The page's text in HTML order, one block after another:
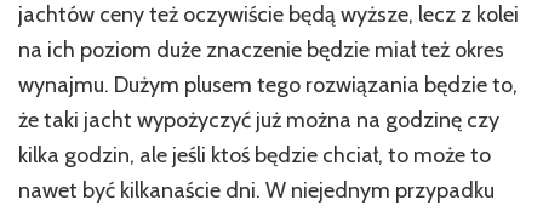
jachtów ceny też oczywiście będą wyższe, lecz z kolei
na ich poziom duże znaczenie będzie miał też okres
wynajmu. Dużym plusem tego rozwiązania będzie to,
że taki jacht wypożyczyć już można na godzinę czy
kilka godzin, ale jeśli ktoś będzie chciał, to może to
nawet być kilkanaście dni. W niejednym przypadku